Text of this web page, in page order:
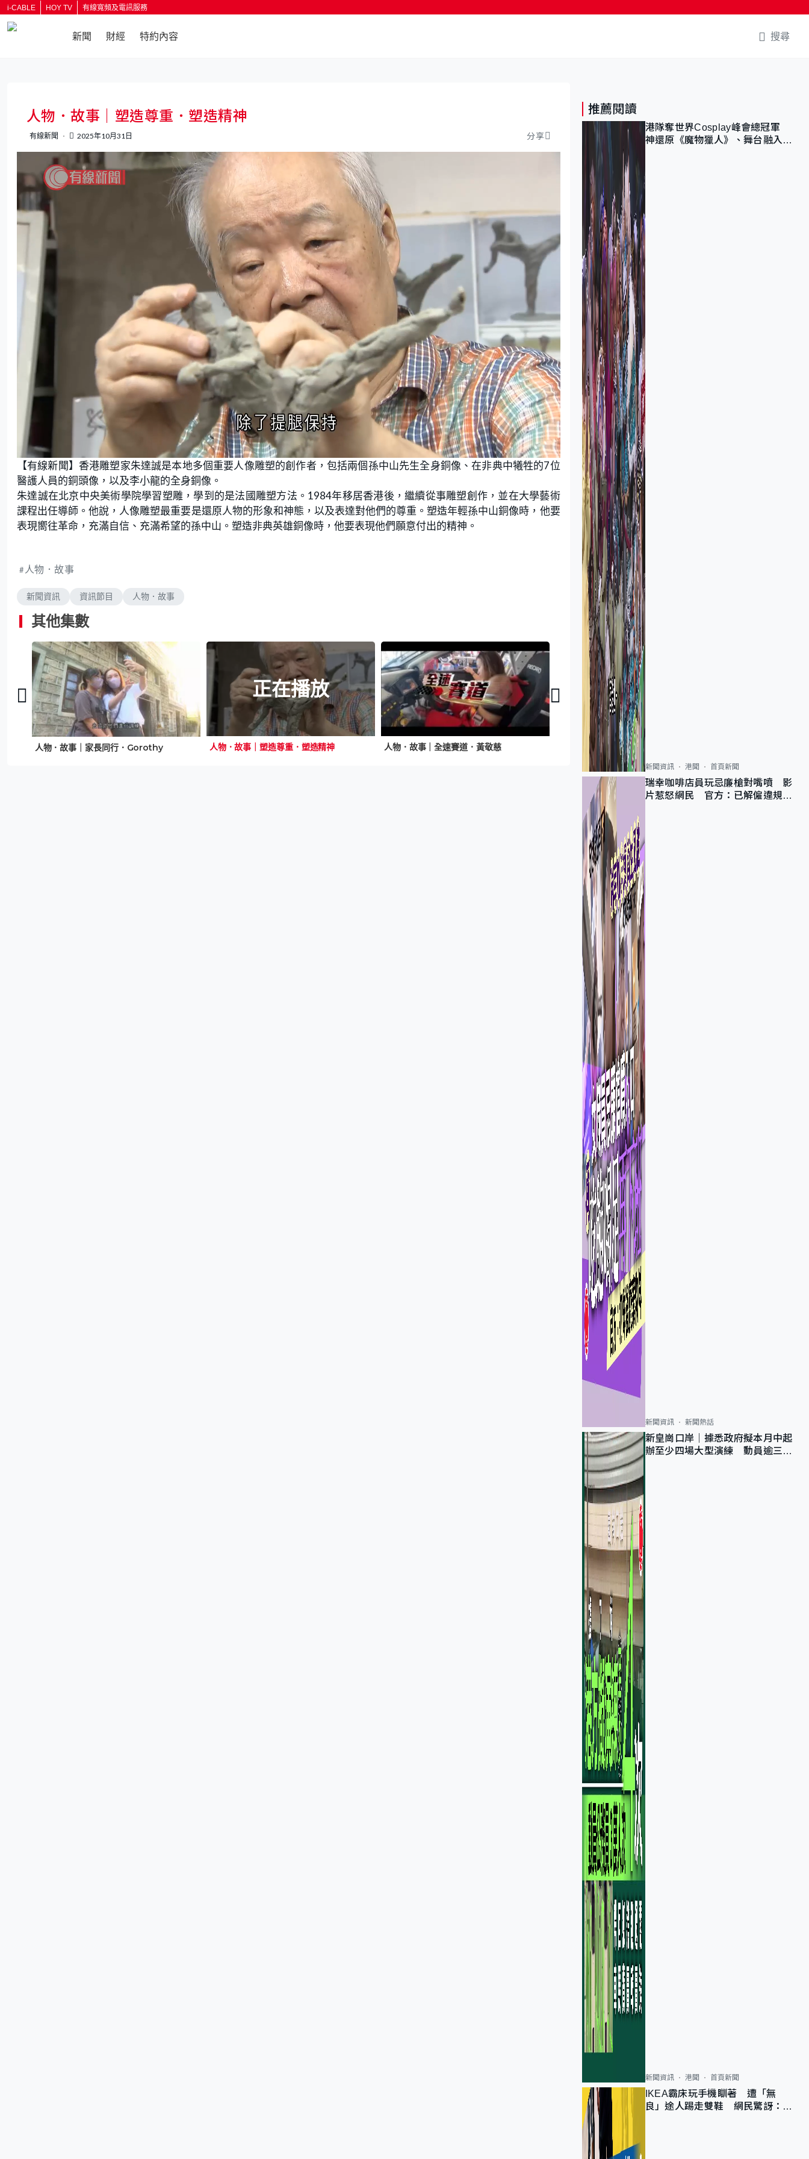
i-CABLE HOY TV 有線寬頻及電訊服務
新聞 財經 特約內容 搜尋
人物．故事｜塑造尊重．塑造精神
有線新聞 2025年10月31日 分享
n
m
u
t
e
a
d
d
1
4
.
3
6
%
【有線新聞】香港雕塑家朱達誠是本地多個重要人像雕塑的創作者，包括兩個孫中山先生全身銅像、在非典中犧牲的7位
醫護人員的銅頭像，以及李小龍的全身銅像。
朱達誠在北京中央美術學院學習塑雕，學到的是法國雕塑方法。1984年移居香港後，繼續從事雕塑創作，並在大學藝術
課程出任導師。他說，人像雕塑最重要是還原人物的形象和神態，以及表達對他們的尊重。塑造年輕孫中山銅像時，他要
表現嚮往革命，充滿自信、充滿希望的孫中山。塑造非典英雄銅像時，他要表現他們願意付出的精神。
人物．故事
新聞資訊 資訊節目 人物．故事
其他集數
人物．故事｜家長同行．Gorothy
正在播放
人物．故事｜塑造尊重．塑造精神 人物．故事｜全速賽道．黃敬慈 人物．故事｜安老出行．盧桂玲
推薦閱讀
港隊奪世界Cosplay峰會總冠軍
神還原《魔物獵人》、舞台融入獅
新聞資訊 港聞 首頁新聞
瑞幸咖啡店員玩忌廉槍對嘴噴 影
片惹怒網民 官方：已解僱違規員
新聞資訊 新聞熱話
新皇崗口岸｜據悉政府擬本月中起
辦至少四場大型演練 動員逾三萬
新聞資訊 港聞 首頁新聞
IKEA霸床玩手機瞓著 遭「無
良」途人踢走雙鞋 網民驚訝：冇